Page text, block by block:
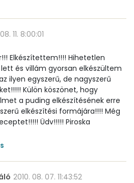
0 micro
0 micro
0 micro
0 micro
11. 8:00:01
Elkészítettem!!!! Hihetetlen
és villám gyorsan elkészültem
ilyen egyszerű, de nagyszerű
Külön köszönet, hogy
a puding elkészítésének erre
elkészítési formájára!!!! Még
Üdv!!!!! Piroska
2010. 08. 07. 11:43:52